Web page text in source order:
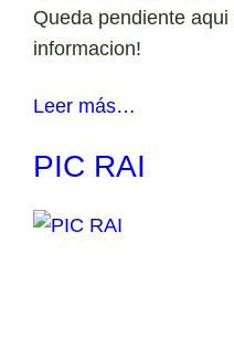
Queda pendiente
informacion!
Leer más…
PIC RAI